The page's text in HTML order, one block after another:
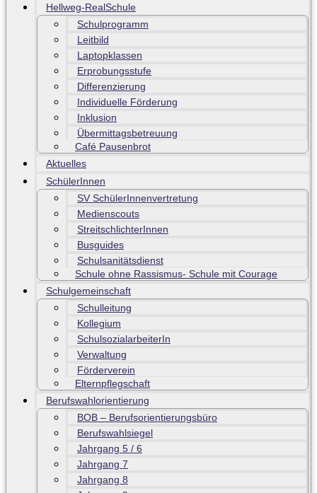
Hellweg-RealSchule
Schulprogramm
Leitbild
Laptopklassen
Erprobungsstufe
Differenzierung
Individuelle Förderung
Inklusion
Übermittagsbetreuung
Café Pausenbrot
Aktuelles
SchülerInnen
SV SchülerInnenvertretung
Medienscouts
StreitschlichterInnen
Busguides
Schulsanitätsdienst
Schule ohne Rassismus- Schule mit Courage
Schulgemeinschaft
Schulleitung
Kollegium
SchulsozialarbeiterIn
Verwaltung
Förderverein
Elternpflegschaft
Berufswahlorientierung
BOB – Berufsorientierungsbüro
Berufswahlsiegel
Jahrgang 5 / 6
Jahrgang 7
Jahrgang 8